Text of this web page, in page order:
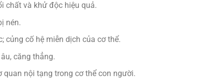
chất và khử độc hiệu quả.
nén.
củng cố hệ miễn dịch của cơ thể.
căng thẳng.
quan nội tạng trong cơ thể con người.